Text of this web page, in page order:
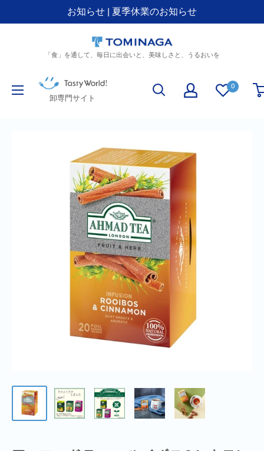
お知らせ | 夏季休業のお知らせ
「食」を通して、毎日に出会いと、美味しさと、うるおいを
Tasty
World!卸専門サイト
0